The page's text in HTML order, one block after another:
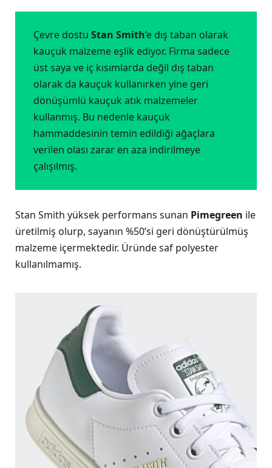
Çevre dostu Stan Smith‘e dış taban olarak
kauçuk malzeme eşlik ediyor. Firma sadece
üst saya ve iç kısımlarda değil dış taban
olarak da kauçuk kullanırken yine geri
dönüşümlü kauçuk atık malzemeler
kullanmış. Bu nedenle kauçuk
hammaddesinin temin edildiği ağaçlara
verilen olası zarar en aza indirilmeye
çalışılmış.
Stan Smith yüksek performans sunan Pimegreen ile
üretilmiş olurp, sayanın %50’si geri dönüştürülmüş
malzeme içermektedir. Üründe saf polyester
kullanılmamış.